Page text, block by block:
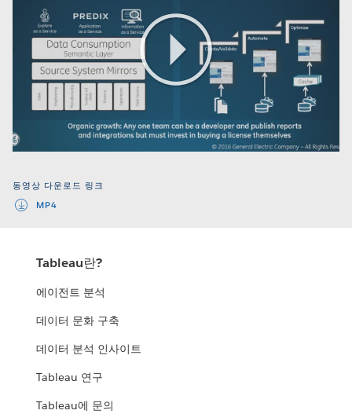
Play
Video
동영상 다운로드 링크
MP4
Tableau란?
에이전트 분석
데이터 문화 구축
데이터 분석 인사이트
Tableau 연구
Tableau에 문의